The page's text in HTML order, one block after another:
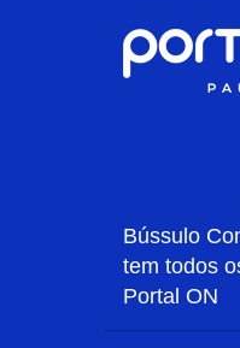
Bússulo
tem todos
Portal ON